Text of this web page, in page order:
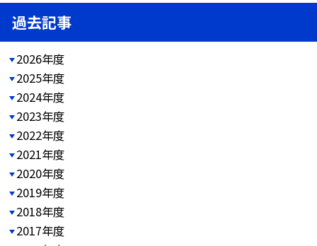
過去記事
2026年度
2025年度
2024年度
2023年度
2022年度
2021年度
2020年度
2019年度
2018年度
2017年度